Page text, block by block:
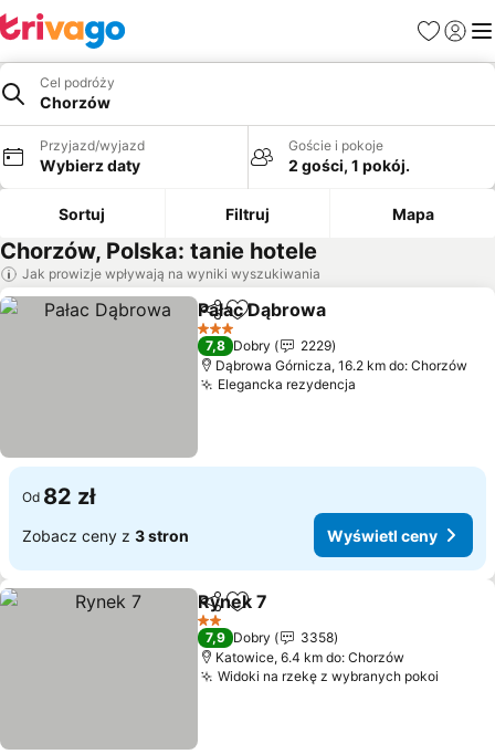
Ulubione
Cel podróży
Chorzów
Przyjazd/wyjazd
Wybierz daty
Goście i pokoje
2 gości, 1 pokój.
Sortuj Filtruj Mapa
Chorzów, Polska: tanie hotele
Jak prowizje wpływają na wyniki wyszukiwania
Udostępnij
Dodaj do ulubionych
Pałac Dąbrowa
3 Kategoria
7,8 Dobry
2229
Dąbrowa Górnicza, 16.2 km do: Chorzów
Elegancka rezydencja
Od 82 zł
Zobacz ceny z 3 stron Wyświetl ceny
UdostępnijDodaj do ulubionych
Rynek 7
2 Kategoria
7,9 Dobry
3358
Katowice, 6.4 km do: Chorzów
Widoki na rzekę z wybranych pokoi